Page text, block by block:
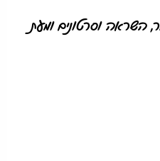
השראה וסרטונים ומעת